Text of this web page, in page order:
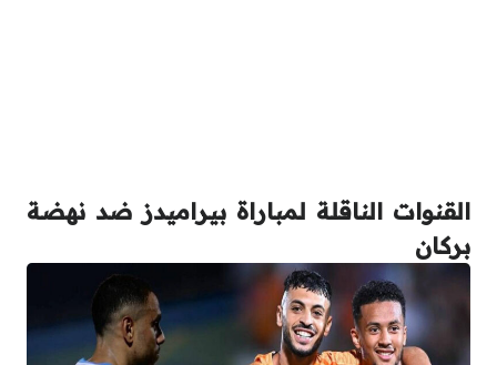
القنوات الناقلة لمباراة بيراميدز ضد نهضة
بركان